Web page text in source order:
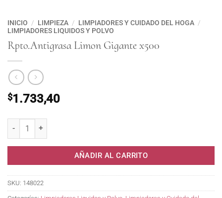
INICIO / LIMPIEZA / LIMPIADORES Y CUIDADO DEL HOGA /
LIMPIADORES LIQUIDOS Y POLVO
Rpto.Antigrasa Limon Gigante x500
$1.733,40
AÑADIR AL CARRITO
SKU: 148022